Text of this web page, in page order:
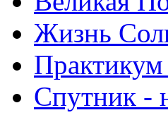
Жизнь
Спутник -